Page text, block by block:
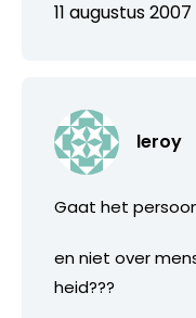
11 augustus 2007
leroy
Gaat het
en niet over
heid???